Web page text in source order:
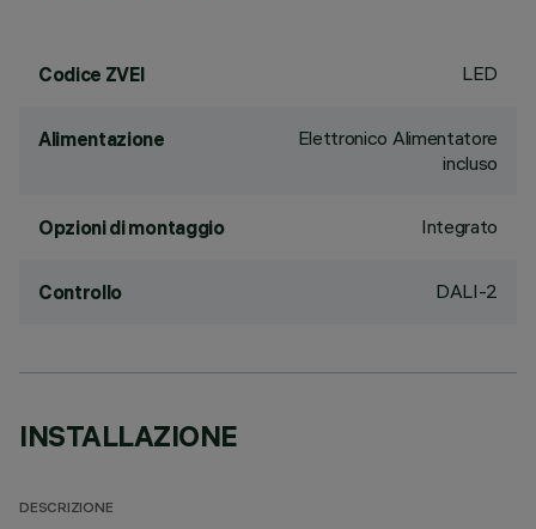
Codice ZVEI LED
Alimentazione
Elettronico Alimentatore
incluso
Opzioni di montaggio Integrato
Controllo DALI-2
INSTALLAZIONE
DESCRIZIONE